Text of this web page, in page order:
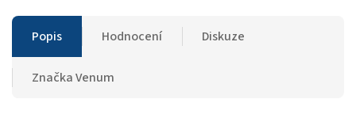
Popis Hodnocení Diskuze
ZnačkaVenum